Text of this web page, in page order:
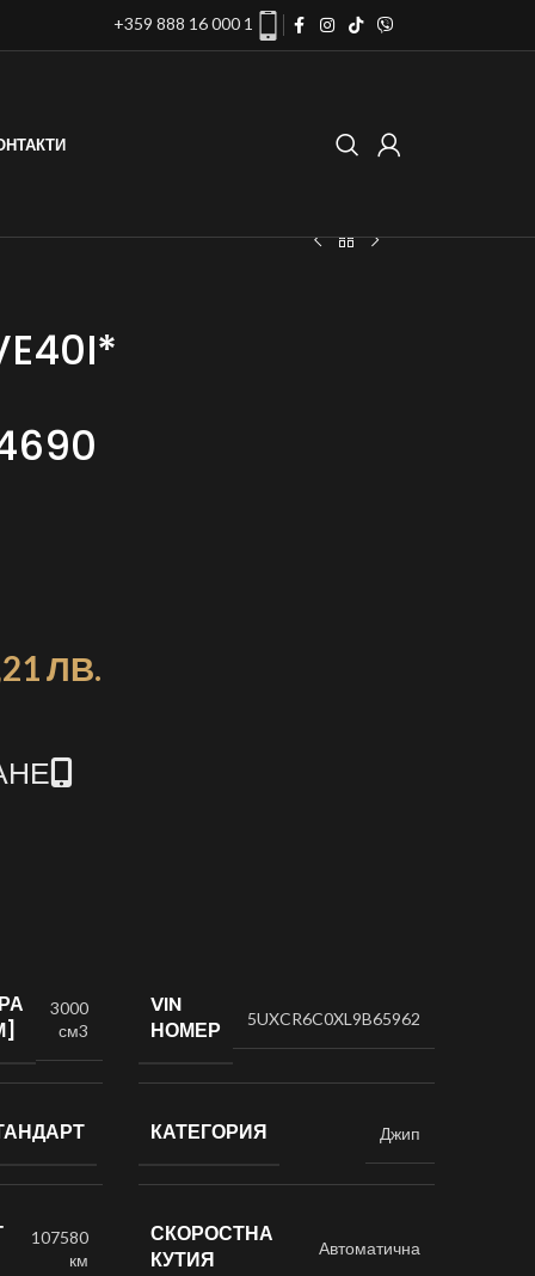
+359 888 16 000 1
ЛВ.
3000
см3
VIN
НОМЕР
5UXCR6C0XL9B65962
КАТЕГОРИЯ Джип
107580
км
СКОРОСТНА
КУТИЯ
Автоматична